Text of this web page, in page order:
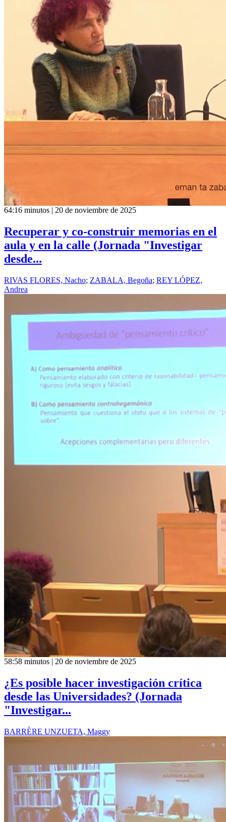
64:16 minutos | 20 de noviembre de 2025
Recuperar y co-construir memorias en el
aula y en la calle (Jornada "Investigar
desde...
RIVAS FLORES, Nacho; ZABALA, Begoña; REY LÓPEZ,
Andrea
58:58 minutos | 20 de noviembre de 2025
¿Es posible hacer investigación crítica
desde las Universidades? (Jornada
"Investigar...
BARRÈRE UNZUETA, Maggy